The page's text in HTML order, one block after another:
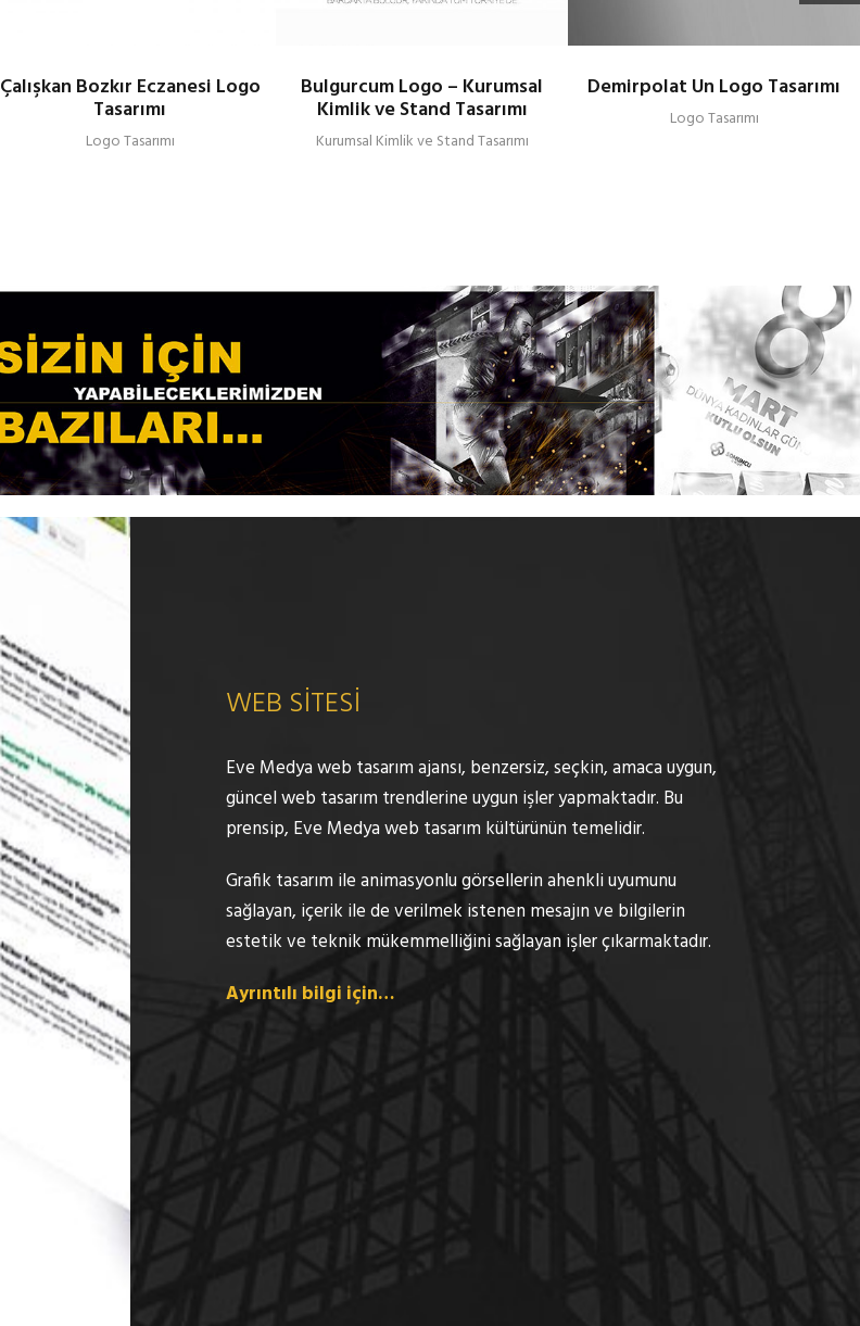
Çalışkan Bozkır Eczanesi Logo
Tasarımı
Logo Tasarımı
Bulgurcum Logo – Kurumsal
Kimlik ve Stand Tasarımı
Kurumsal Kimlik ve Stand Tasarımı
Demirpolat Un Logo Tasarımı
Logo Tasarımı
WEB SİTESİ
Eve Medya web tasarım ajansı, benzersiz, seçkin, amaca uygun,
güncel web tasarım trendlerine uygun işler yapmaktadır. Bu
prensip, Eve Medya web tasarım kültürünün temelidir.
Grafik tasarım ile animasyonlu görsellerin ahenkli uyumunu
sağlayan, içerik ile de verilmek istenen mesajın ve bilgilerin
estetik ve teknik mükemmelliğini sağlayan işler çıkarmaktadır.
Ayrıntılı bilgi için…